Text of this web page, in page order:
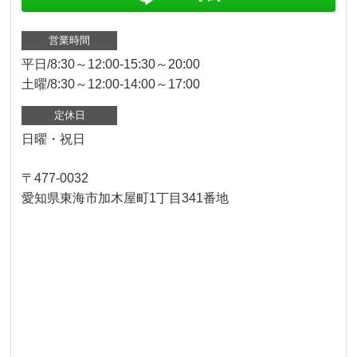
営業時間
平日/8:30～12:00-15:30～20:00
土曜/8:30～12:00-14:00～17:00
定休日
日曜・祝日
〒477-0032
愛知県東海市加木屋町1丁目341番地